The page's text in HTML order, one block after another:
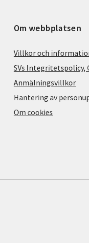
Om webbplatsen
Villkor och
SVs Integritetspolicy,
Anmälningsvillkor
Hantering av
Om cookies